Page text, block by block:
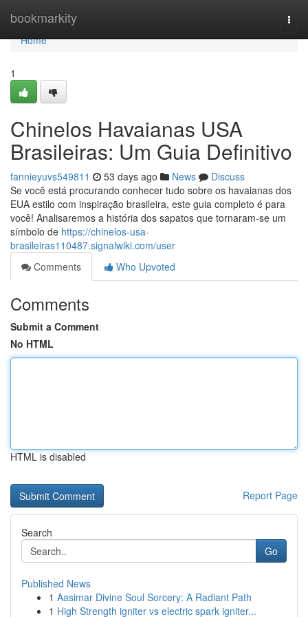
bookmarkity
Home
Home
1
Chinelos Havaianas USA
Brasileiras: Um Guia Definitivo
fannieyuvs549811 53 days ago News
Discuss
Se você está procurando conhecer tudo sobre os havaianas dos
EUA estilo com inspiração brasileira, este guia completo é para
você! Analisaremos a história dos sapatos que tornaram-se um
símbolo de https://chinelos-usa-
brasileiras110487.signalwiki.com/user
Comments
Who Upvoted
Comments
Submit a Comment
No HTML
HTML is disabled
Report Page
Search
Go
Published News
1 Aasimar Divine Soul Sorcery: A Radiant Path
1 High Strength igniter vs electric spark igniter...